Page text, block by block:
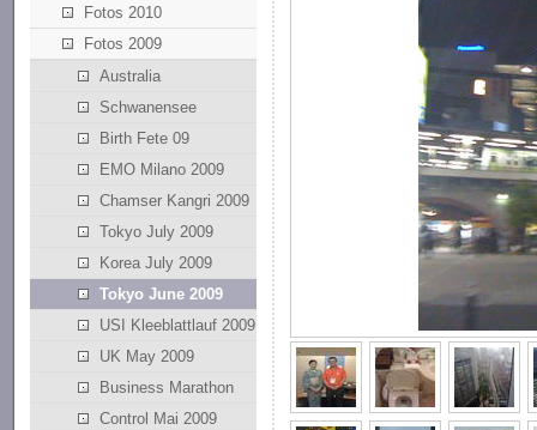
Fotos 2010
Fotos 2009
Australia
Schwanensee
Birth Fete 09
EMO Milano 2009
Chamser Kangri 2009
Tokyo July 2009
Korea July 2009
Tokyo June 2009
USI Kleeblattlauf 2009
UK May 2009
Business Marathon
Control Mai 2009